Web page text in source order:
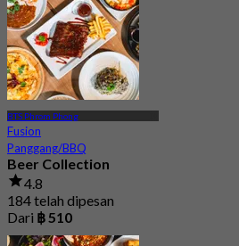
BTS Phrom Phong
Fusion
Panggang/BBQ
Beer Collection
4.8
184 telah dipesan
Dari ฿ 510